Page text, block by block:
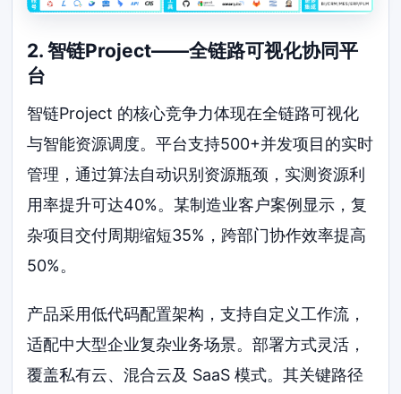
2. 智链Project——全链路可视化协同平
台
智链Project 的核心竞争力体现在全链路可视化
与智能资源调度。平台支持500+并发项目的实时
管理，通过算法自动识别资源瓶颈，实测资源利
用率提升可达40%。某制造业客户案例显示，复
杂项目交付周期缩短35%，跨部门协作效率提高
50%。
产品采用低代码配置架构，支持自定义工作流，
适配中大型企业复杂业务场景。部署方式灵活，
覆盖私有云、混合云及 SaaS 模式。其关键路径